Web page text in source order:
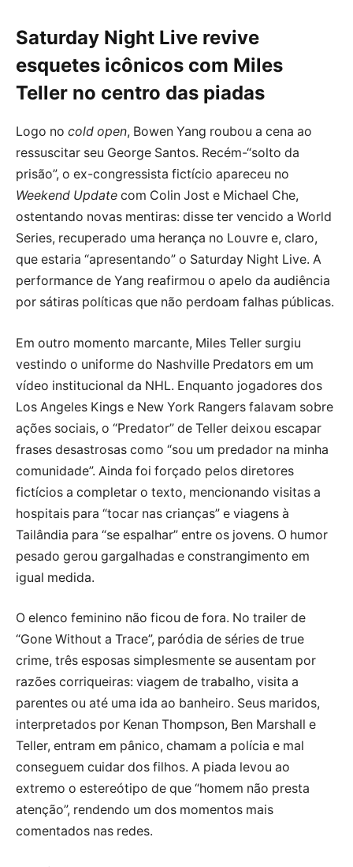
Saturday Night Live revive
esquetes icônicos com Miles
Teller no centro das piadas
Logo no cold open, Bowen Yang roubou a cena ao
ressuscitar seu George Santos. Recém-“solto da
prisão”, o ex-congressista fictício apareceu no
Weekend Update com Colin Jost e Michael Che,
ostentando novas mentiras: disse ter vencido a World
Series, recuperado uma herança no Louvre e, claro,
que estaria “apresentando” o Saturday Night Live. A
performance de Yang reafirmou o apelo da audiência
por sátiras políticas que não perdoam falhas públicas.
Em outro momento marcante, Miles Teller surgiu
vestindo o uniforme do Nashville Predators em um
vídeo institucional da NHL. Enquanto jogadores dos
Los Angeles Kings e New York Rangers falavam sobre
ações sociais, o “Predator” de Teller deixou escapar
frases desastrosas como “sou um predador na minha
comunidade”. Ainda foi forçado pelos diretores
fictícios a completar o texto, mencionando visitas a
hospitais para “tocar nas crianças” e viagens à
Tailândia para “se espalhar” entre os jovens. O humor
pesado gerou gargalhadas e constrangimento em
igual medida.
O elenco feminino não ficou de fora. No trailer de
“Gone Without a Trace”, paródia de séries de true
crime, três esposas simplesmente se ausentam por
razões corriqueiras: viagem de trabalho, visita a
parentes ou até uma ida ao banheiro. Seus maridos,
interpretados por Kenan Thompson, Ben Marshall e
Teller, entram em pânico, chamam a polícia e mal
conseguem cuidar dos filhos. A piada levou ao
extremo o estereótipo de que “homem não presta
atenção”, rendendo um dos momentos mais
comentados nas redes.